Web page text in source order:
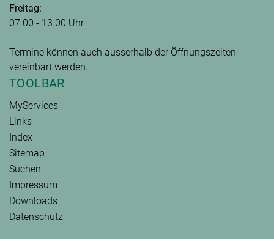
Freitag:
07.00 - 13.00 Uhr
Termine können auch ausserhalb der Öffnungszeiten
vereinbart werden.
TOOLBAR
MyServices
Links
Index
Sitemap
Suchen
Impressum
Downloads
Datenschutz